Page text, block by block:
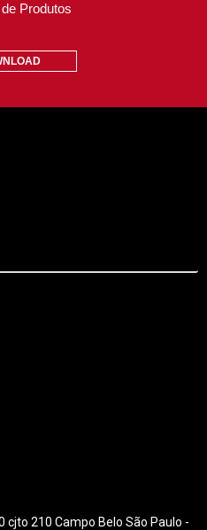
Produtos
cjto 210 Campo Belo São Paulo -